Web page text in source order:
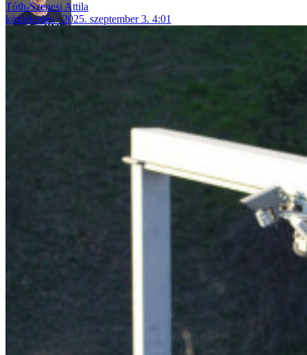
Tóth-Szenesi Attila
közlekedés
2025. szeptember 3. 4:01